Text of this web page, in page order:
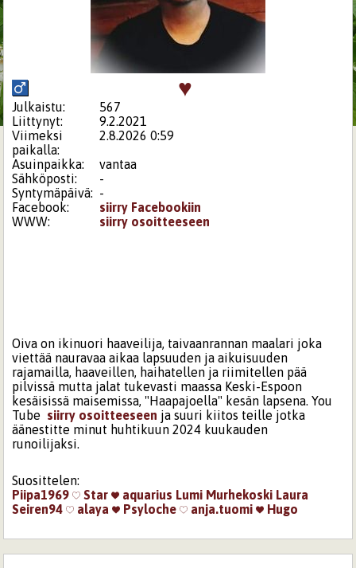
♥
Julkaistu:
567
Liittynyt:
9.2.2021
Viimeksi
paikalla:
2.8.2026 0:59
Asuinpaikka:
vantaa
Sähköposti:
-
Syntymäpäivä: -
Facebook:
siirry Facebookiin
WWW:
siirry osoitteeseen
Oiva on ikinuori haaveilija, taivaanrannan maalari joka
viettää nauravaa aikaa lapsuuden ja aikuisuuden
rajamailla, haaveillen, haihatellen ja riimitellen pää
pilvissä mutta jalat tukevasti maassa Keski-Espoon
kesäisissä maisemissa, "Haapajoella" kesän lapsena. You
Tube siirry osoitteeseen ja suuri kiitos teille jotka
äänestitte minut huhtikuun 2024 kuukauden
runoilijaksi.
Suosittelen:
Piipa1969
Star aquarius Lumi Murhekoski Laura
Seiren94
alaya Psyloche anja.tuomi Hugo